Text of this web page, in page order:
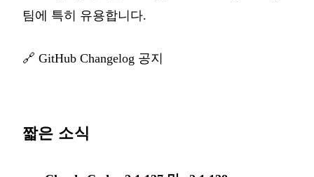
팀에 특히 유용합니다.
🔗 GitHub Changelog 공지
짧은 소식